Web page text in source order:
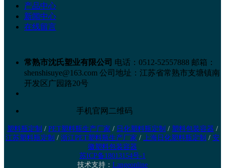
产品中心
新闻中心
在线留言
常熟市沈氏塑业有限公司 电话：0512-52557888 邮箱：
shenshisuye@163.com 公司地址：江苏省常熟市支塘镇南
开发区广园路20号
手机官网二维码
塑料瓶定制 / PET塑料瓶生产厂家 / 日化塑料瓶定制 / 塑料包装容器 /
江苏塑料瓶定制 / 浙江PET塑料瓶生产厂家 / 上海日化塑料瓶定制 / 安
徽塑料包装容器
苏ICP备18013154号-1
技术支持： Langeonline